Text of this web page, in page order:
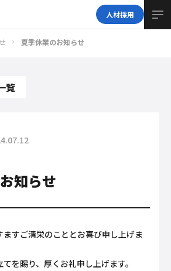
人材採用
夏季休業のお知らせ
覧
知らせ
すご清栄のこととお喜び申し上げま
を賜り、厚くお礼申し上げます。